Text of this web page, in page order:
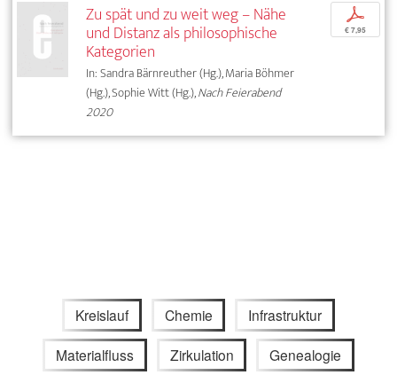
Zu spät und zu weit weg – Nähe
und Distanz als philosophische
Kategorien
In: Sandra Bärnreuther (Hg.), Maria Böhmer
(Hg.), Sophie Witt (Hg.),Nach Feierabend
2020
p
€ 7,95
Kreislauf Chemie Infrastruktur
Materialfluss Zirkulation Genealogie